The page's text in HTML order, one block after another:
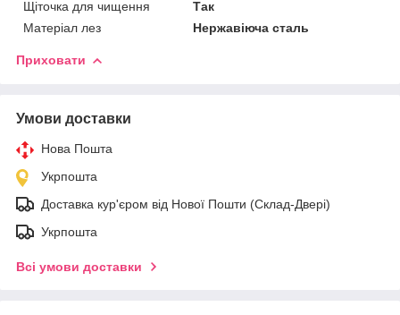
Щіточка для чищення
Так
Матеріал лез
Нержавіюча сталь
Приховати
Умови доставки
Нова Пошта
Укрпошта
Доставка кур'єром від Нової Пошти (Склад-Двері)
Укрпошта
Всі умови доставки